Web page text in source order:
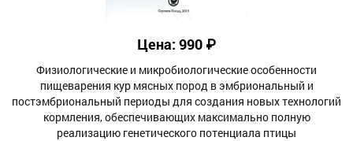
Цена: 990 ₽
Физиологические и микробиологические особенности
пищеварения кур мясных пород в эмбриональный и
постэмбриональный периоды для создания новых технологий
кормления, обеспечивающих максимально полную
реализацию генетического потенциала птицы